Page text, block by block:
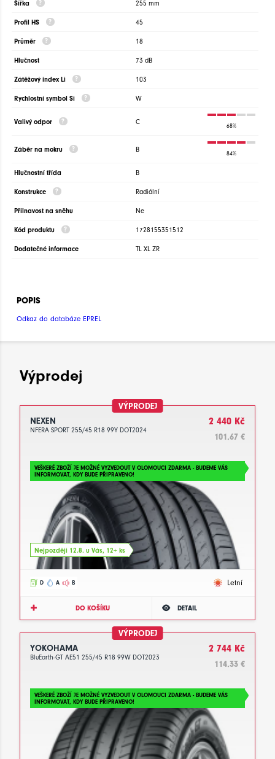
Šířka 255 mm
Profil HS 45
Průměr 18
Hlučnost 73 dB
Zátěžový index Li 103
Rychlostní symbol Si W
Valivý odpor C
68%
Záběr na mokru B
84%
Hlučnostní třída B
Konstrukce Radiální
Přilnavost na sněhu Ne
Kód produktu 1728155351512
Dodatečné informace TL XL ZR
POPIS
Odkaz do databáze EPREL
Výprodej
VÝPRODEJ
NEXEN
NFERA SPORT 255/45 R18 99Y DOT2024
2 440 Kč
101.67 €
VEŠKERÉ ZBOŽÍ JE MOŽNÉ VYZVEDOUT V OLOMOUCI ZDARMA - BUDEME VÁS
INFORMOVAT, KDY BUDE PŘIPRAVENO!
Nejpozději 12.8. u Vás, 12+ ks
D A B Letní
DO KOŠÍKU DETAIL
VÝPRODEJ
YOKOHAMA
BluEarth-GT AE51 255/45 R18 99W DOT2023
2 744 Kč
114.33 €
VEŠKERÉ ZBOŽÍ JE MOŽNÉ VYZVEDOUT V OLOMOUCI ZDARMA - BUDEME VÁS
INFORMOVAT, KDY BUDE PŘIPRAVENO!